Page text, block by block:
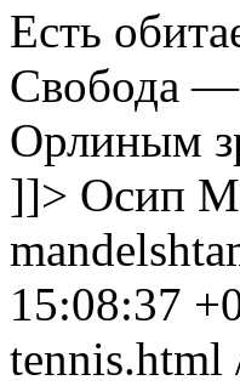
Есть
Свобода —
Орлиным
]]> Осип
15:08:37
tennis.html